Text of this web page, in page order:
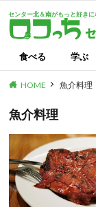
センター北＆南がもっと好きに
食べる 学ぶ
HOME 魚介料理
魚介料理